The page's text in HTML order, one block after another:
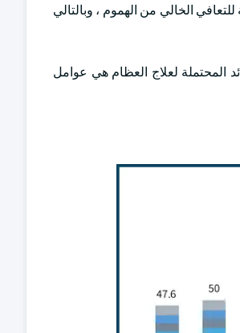
الخالي من الهموم ، وبالتالي
المحتملة لعلاج العظام هي عوامل